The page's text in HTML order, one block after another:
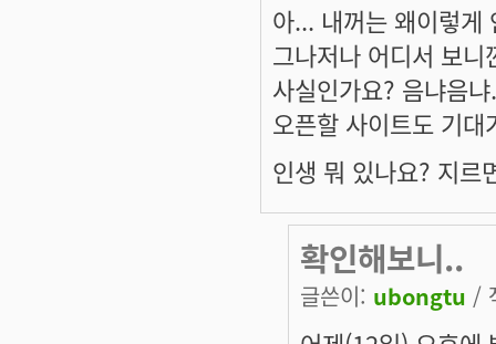
아... 내꺼는 왜이렇게
그나저나 어디서 보
사실인가요? 음냐음
오픈할 사이트도 기대
인생 뭐 있나요? 지르
확인해보니..
글쓴이: ubongtu /